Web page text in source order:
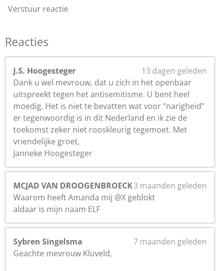
Verstuur reactie
Reacties
J.S. Hoogesteger
13 dagen geleden
Dank u wel mevrouw, dat u zich in het openbaar
uitspreekt tegen het antisemitisme. U bent heel
moedig. Het is niet te bevatten wat voor “narigheid”
er tegenwoordig is in dit Nederland en ik zie de
toekomst zeker niet rooskleurig tegemoet. Met
vriendelijke groet,
Janneke Hoogesteger
MCJAD VAN DROOGENBROECK3 maanden geleden
Waarom heeft Amanda mij @X geblokt
aldaar is mijn naam ELF
Sybren Singelsma
7 maanden geleden
Geachte mevrouw Kluveld,